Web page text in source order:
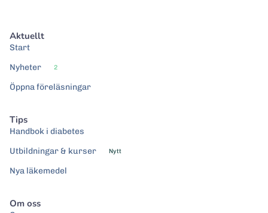
Aktuellt
Start
Nyheter
2
Öppna föreläsningar
Tips
Handbok i diabetes
Utbildningar & kurser
Nytt
Nya läkemedel
Om oss